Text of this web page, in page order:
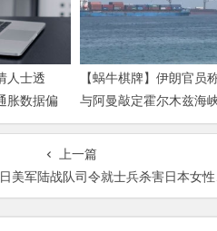
人士透
胀数据偏
【蜗牛棋牌】伊朗官员
与阿曼敲定霍尔木兹海
运安排新协议
上一篇
军陆战队司令就士兵杀害日本女性一事道歉